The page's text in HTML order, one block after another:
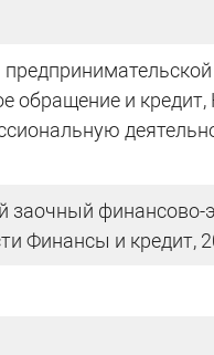
обращение и кредит,
заочный финансово-
Финансы и кредит,